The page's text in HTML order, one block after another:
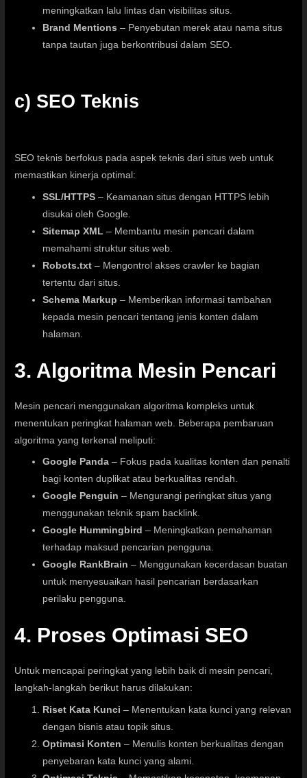
meningkatkan lalu lintas dan visibilitas situs.
Brand Mentions – Penyebutan merek atau nama situs
tanpa tautan juga berkontribusi dalam SEO.
c) SEO Teknis
SEO teknis berfokus pada aspek teknis dari situs web untuk
memastikan kinerja optimal:
SSL/HTTPS – Keamanan situs dengan HTTPS lebih
disukai oleh Google.
Sitemap XML – Membantu mesin pencari dalam
memahami struktur situs web.
Robots.txt – Mengontrol akses crawler ke bagian
tertentu dari situs.
Schema Markup – Memberikan informasi tambahan
kepada mesin pencari tentang jenis konten dalam
halaman.
3. Algoritma Mesin Pencari
Mesin pencari menggunakan algoritma kompleks untuk
menentukan peringkat halaman web. Beberapa pembaruan
algoritma yang terkenal meliputi:
Google Panda – Fokus pada kualitas konten dan penalti
bagi konten duplikat atau berkualitas rendah.
Google Penguin – Mengurangi peringkat situs yang
menggunakan teknik spam backlink.
Google Hummingbird – Meningkatkan pemahaman
terhadap maksud pencarian pengguna.
Google RankBrain – Menggunakan kecerdasan buatan
untuk menyesuaikan hasil pencarian berdasarkan
perilaku pengguna.
4. Proses Optimasi SEO
Untuk mencapai peringkat yang lebih baik di mesin pencari,
langkah-langkah berikut harus dilakukan:
Riset Kata Kunci – Menentukan kata kunci yang relevan
dengan bisnis atau topik situs.
Optimasi Konten – Menulis konten berkualitas dengan
penyebaran kata kunci yang alami.